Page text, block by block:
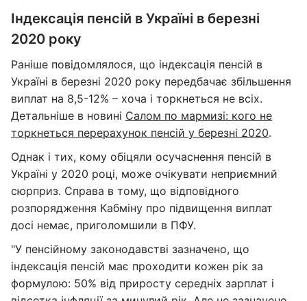
Індексація пенсій в Україні в березні
2020 року
Раніше повідомлялося, що індексація пенсій в
Україні в березні 2020 року передбачає збільшення
виплат на 8,5-12% – хоча і торкнеться не всіх.
Детальніше в новині Салом по мармизі: кого не
торкнеться перерахунок пенсій у березні 2020.
Однак і тих, кому обіцяли осучаснення пенсій в
Україні у 2020 році, може очікувати неприємний
сюрприз. Справа в тому, що відповідного
розпорядження Кабміну про підвищення виплат
досі немає, приголомшили в ПФУ.
"У пенсійному законодавстві зазначено, що
індексація пенсій має проходити кожен рік за
формулою: 50% від приросту середніх зарплат і